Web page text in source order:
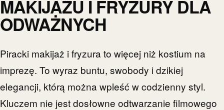
MAKIJAŻU I FRYZURY DLA
ODWAŻNYCH
Piracki makijaż i fryzura to więcej niż kostium na
imprezę. To wyraz buntu, swobody i dzikiej
elegancji, którą można wpleść w codzienny styl.
Kluczem nie jest dosłowne odtwarzanie filmowego